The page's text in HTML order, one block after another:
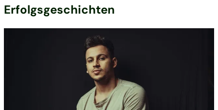
Erfolgsgeschichten